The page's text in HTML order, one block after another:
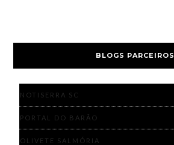
BLOGS PARCEIROS
NOTISERRA SC
PORTAL DO BARÃO
OLIVETE SALMÓRIA